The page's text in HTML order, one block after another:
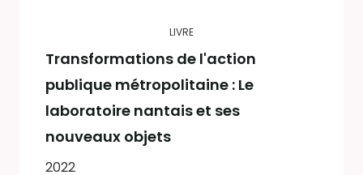
LIVRE
Transformations de l'action
publique métropolitaine : Le
laboratoire nantais et ses
nouveaux objets
2022